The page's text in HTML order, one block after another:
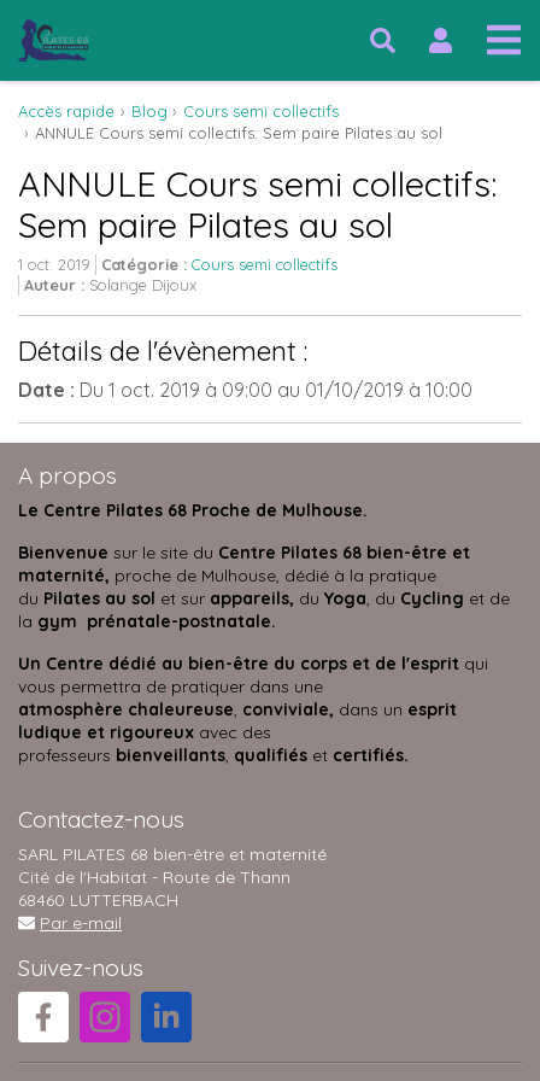
Accès rapide Blog
Cours semi collectifs
ANNULE Cours semi collectifs: Sem paire Pilates au sol
ANNULE Cours semi collectifs:
Sem paire Pilates au sol
1 oct. 2019 Catégorie : Cours semi collectifs
Auteur : Solange Dijoux
Détails de l'évènement :
Date : Du 1 oct. 2019 à 09:00 au 01/10/2019 à 10:00
A propos
Le Centre Pilates 68 Proche de Mulhouse.
Bienvenue sur le site du Centre Pilates 68 bien-être et
maternité, proche de Mulhouse, dédié à la pratique
du Pilates au sol et sur appareils, du Yoga, du Cycling et de
la gym prénatale-postnatale.
Un Centre dédié au bien-être du corps et de l'esprit qui
vous permettra de pratiquer dans une
atmosphère chaleureuse, conviviale, dans un esprit
ludique et rigoureux avec des
professeurs bienveillants, qualifiés et certifiés.
Contactez-nous
SARL PILATES 68 bien-être et maternité
Cité de l'Habitat - Route de Thann
68460 LUTTERBACH
Par e-mail
Suivez-nous